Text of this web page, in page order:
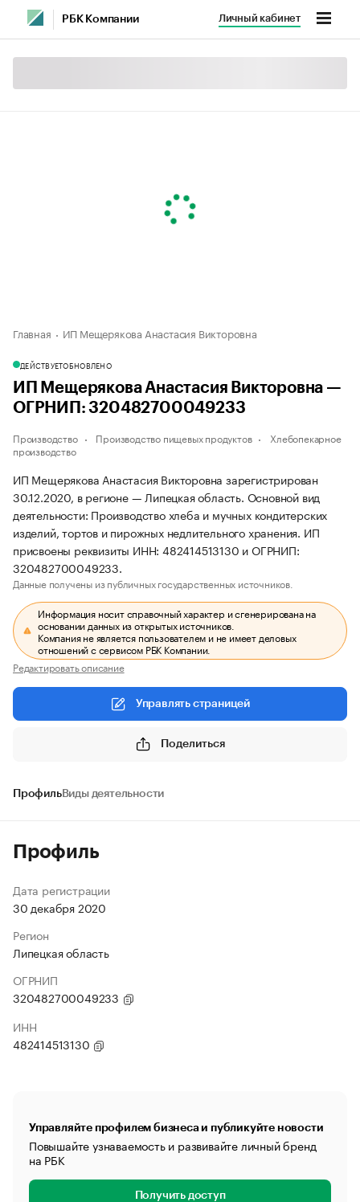
РБК Компании Личный кабинет
Главная ИП Мещерякова Анастасия Викторовна
ДЕЙСТВУЕТОБНОВЛЕНО
ИП Мещерякова Анастасия Викторовна —
ОГРНИП: 320482700049233
Производство Производство пищевых продуктов
Хлебопекарное
производство
ИП Мещерякова Анастасия Викторовна зарегистрирован
30.12.2020, в регионе — Липецкая область. Основной вид
деятельности: Производство хлеба и мучных кондитерских
изделий, тортов и пирожных недлительного хранения. ИП
присвоены реквизиты ИНН: 482414513130 и ОГРНИП:
320482700049233.
Данные получены из публичных государственных источников.
Информация носит справочный характер и сгенерирована на
основании данных из открытых источников.
Компания не является пользователем и не имеет деловых
отношений с сервисом РБК Компании.
Редактировать описание
Управлять страницей
Поделиться
ПрофильВиды деятельности
Профиль
Дата регистрации
30 декабря 2020
Регион
Липецкая область
ОГРНИП
320482700049233
ИНН
482414513130
Управляйте профилем бизнеса и публикуйте новости
Повышайте узнаваемость и развивайте личный бренд
на РБК
Получить доступ